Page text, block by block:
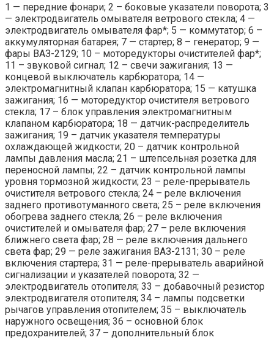
1 — передние фонари; 2 – боковые указатели поворота; 3
— электродвигатель омывателя ветрового стекла; 4 —
электродвигатель омывателя фар*; 5 — коммутатор; 6 –
аккумуляторная батарея; 7 — стартер; 8 – генератор; 9 —
фары ВАЗ-2129; 10 – моторедукторы очистителей фар*;
11 – звуковой сигнал; 12 – свечи зажигания; 13 —
концевой выключатель карбюратора; 14 —
электромагнитный клапан карбюратора; 15 — катушка
зажигания; 16 — моторедуктор очистителя ветрового
стекла; 17 – блок управления электромагнитным
клапаном карбюратора; 18 — датчик-распределитель
зажигания; 19 – датчик указателя температуры
охлаждающей жидкости; 20 – датчик контрольной
лампы давления масла; 21 – штепсельная розетка для
переносной лампы; 22 – датчик контрольной лампы
уровня тормозной жидкости; 23 – реле-прерыватель
очистителя ветрового стекла; 24 – реле включения
заднего противотуманного света; 25 – реле включения
обогрева заднего стекла; 26 – реле включения
очистителей и омывателя фар; 27 – реле включения
ближнего света фар; 28 — реле включения дальнего
света фар; 29 — реле зажигания ВАЗ-2131; 30 – реле
включения стартера; 31 — реле-прерыватель аварийной
сигнализации и указателей поворота; 32 —
электродвигатель отопителя; 33 – добавочный резистор
электродвигателя отопителя; 34 – лампы подсветки
рычагов управления отопителем; 35 – выключатель
наружного освещения; 36 – основной блок
предохранителей; 37 – дополнительный блок